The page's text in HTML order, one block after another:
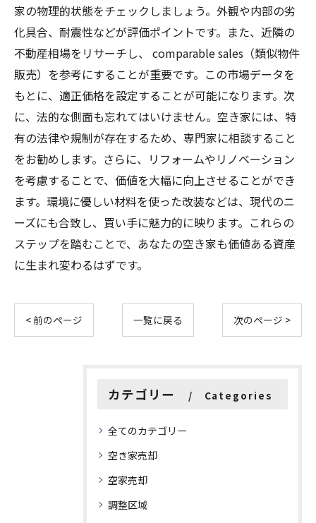
家の物理的状態をチェックしましょう。外観や内部の劣
化具合、耐震性などが評価ポイントです。また、近隣の
不動産相場をリサーチし、 comparable sales（類似物件
販売）を参考にすることが重要です。この市場データを
もとに、適正価格を設定することが可能になります。次
に、法的な側面も忘れてはいけません。空き家には、特
有の法律や規制が存在するため、専門家に相談すること
をお勧めします。さらに、リフォームやリノベーション
を考慮することで、価値を大幅に向上させることができ
ます。環境に優しい材料を使った改装などは、現代のニ
ーズにも合致し、買い手に魅力的に映ります。これらの
ステップを踏むことで、あなたの空き家も価値ある資産
に生まれ変わるはずです。
< 前のページ 一覧に戻る 次のページ >
カテゴリー Categories
全てのカテゴリー
空き家売却
空家売却
調整区域